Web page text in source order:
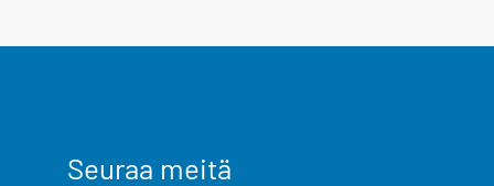
Seuraa meitä